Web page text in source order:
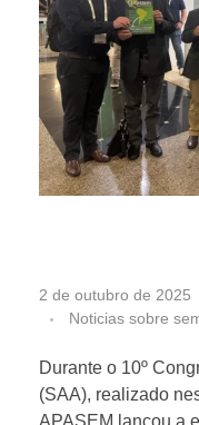
R
e
v
2 de outubro de 2025
Noticias sobre
Durante o 10º
(SAA), realizado